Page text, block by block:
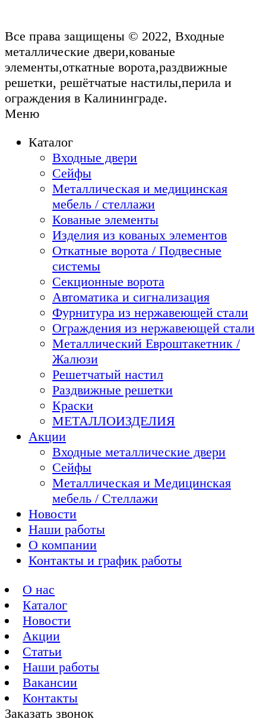
Все права защищены © 2022, Входные
металлические двери,кованые
элементы,откатные ворота,раздвижные
решетки, решётчатые настилы,перила и
ограждения в Калининграде.
Меню
Каталог
Входные двери
Сейфы
Металлическая и медицинская
мебель / стеллажи
Кованые элементы
Изделия из кованых элементов
Откатные ворота / Подвесные
системы
Секционные ворота
Автоматика и сигнализация
Фурнитура из нержавеющей стали
Ограждения из нержавеющей стали
Металлический Евроштакетник /
Жалюзи
Решетчатый настил
Раздвижные решетки
Краски
МЕТАЛЛОИЗДЕЛИЯ
Акции
Входные металлические двери
Сейфы
Металлическая и Медицинская
мебель / Стеллажи
Новости
Наши работы
О компании
Контакты и график работы
О нас
Каталог
Новости
Акции
Статьи
Наши работы
Вакансии
Контакты
Заказать звонок